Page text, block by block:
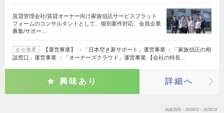
賃貸管理会社/賃貸オーナー向け家族信託サービスプラット
フォームのコンサルタントとして、個別案件対応、会員企業
募集/サポー…
会社概要
【運営事業】 ・「日本空き家サポート」運営事業 ・「家族信託の相
談窓口」運営事業 ・「オーナーズクラウド」運営事業 【会社の特長…
興味あり 詳細へ
掲載期間 26/08/03～26/08/16